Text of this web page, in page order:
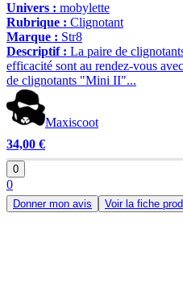
Univers : mobylette
Rubrique : Clignotant
Marque : Str8
Descriptif : La paire de
efficacité sont au rendez-vous
de clignotants "Mini II"...
Maxiscoot
34,00 €
0
0
Donner mon avis Voir la fiche